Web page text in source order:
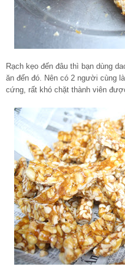
Rạch kẹo đến đâu thì bạn dùng
ăn đến đó. Nên có 2 người cùng
cứng, rất khó chặt thành viên